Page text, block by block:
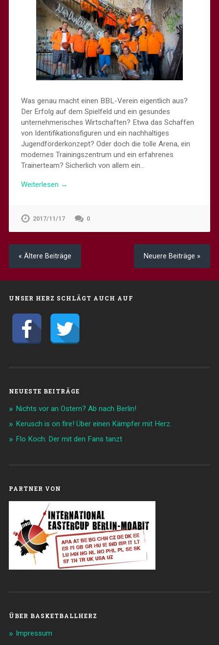
Was genau macht einen BBL-Verein eigentlich aus?
Der Erfolg auf dem Spielfeld und ein gesundes
unternehmerisches Wirtschaften? Etwa das Schaffen
von Identifikationsfiguren und ein nachhaltiges
Jugendförderkonzept? Oder doch die tolle Arena, ein
modernes Trainingszentrum und ein erfahrenes
Trainerteam? Sicherlich von allem ein…
Weiterlesen →
2017/11/17 0
« Ältere Beiträge Neuere Beiträge »
UNSER HERZ SCHLÄGT AUCH AUF
NEUESTE BEITRÄGE
Nichts vor an Ostern? Ab nach Berlin!
Kerusch is on fire! Über einen Kämpfer mit Herz.
Flo Koch: Der mit den Fans tanzt
PARTNER VON
ÜBER BASKETBALLHERZ
Impressum